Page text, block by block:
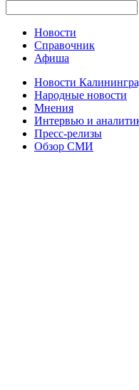
Новости
Справочник
Афиша
Новости
Народные новости
Мнения
Интервью и
Пресс-релизы
Обзор СМИ